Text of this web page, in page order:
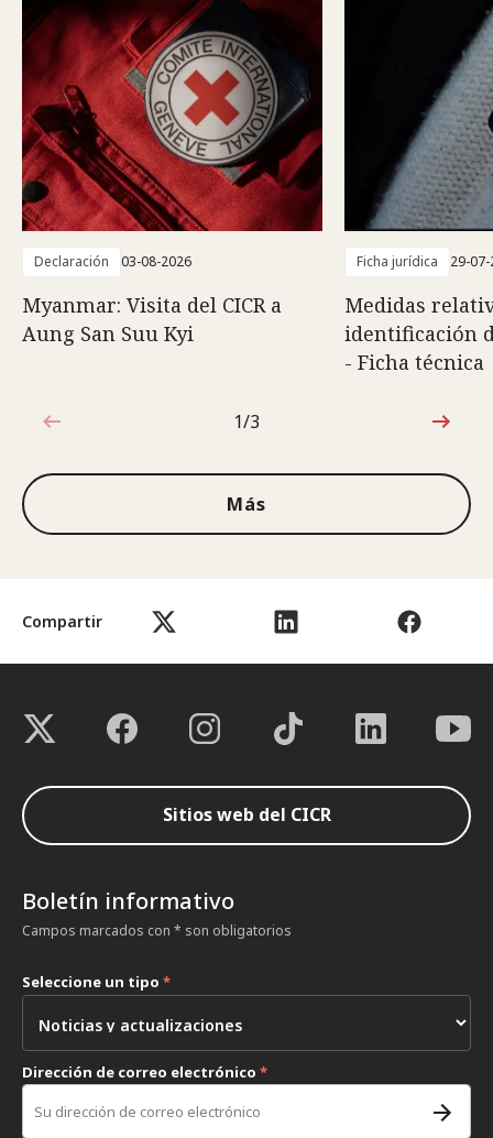
Compartir
Declaración 03-08-2026
Myanmar: Visita del CICR a
Aung San Suu Kyi
Ficha jurídica 29-
Medidas
identificación
- Ficha técnica
1de3
1/3
Más
Sitios web del CICR
Boletín informativo
Campos marcados con * son obligatorios
Seleccione un tipo *
Dirección de correo electrónico *